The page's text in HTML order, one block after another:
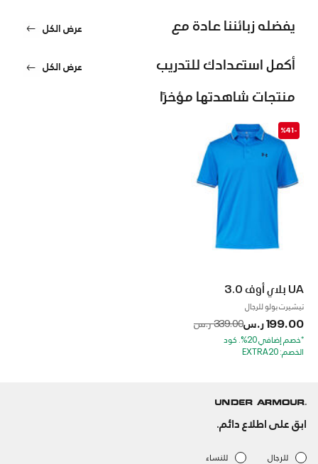
يفضله زبائننا عادة مع عرض الكل
أكمل استعدادك للتدريب عرض الكل
منتجات شاهدتها مؤخرًا
-%41
UA بلاي أوف 3.0
تيشيرت بولو للرجال
199.00 ر.س Price reduced from
339.00 ر.س to
*خصم إضافي 20%. كود
الخصم: EXTRA20
ابق على اطلاع دائم.
للرجال للنساء